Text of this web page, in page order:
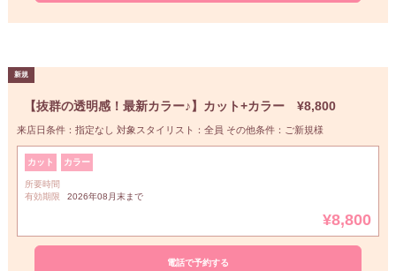
【抜群の透明感！最新カラー♪】カット+カラー ¥8,800
来店日条件：指定なし 対象スタイリスト：全員 その他条件：ご新規様
カット カラー
所要時間
有効期限
2026年08月末まで
¥8,800
電話で予約する